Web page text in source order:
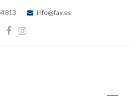
813 info@fav.es
Facebook
Instagram